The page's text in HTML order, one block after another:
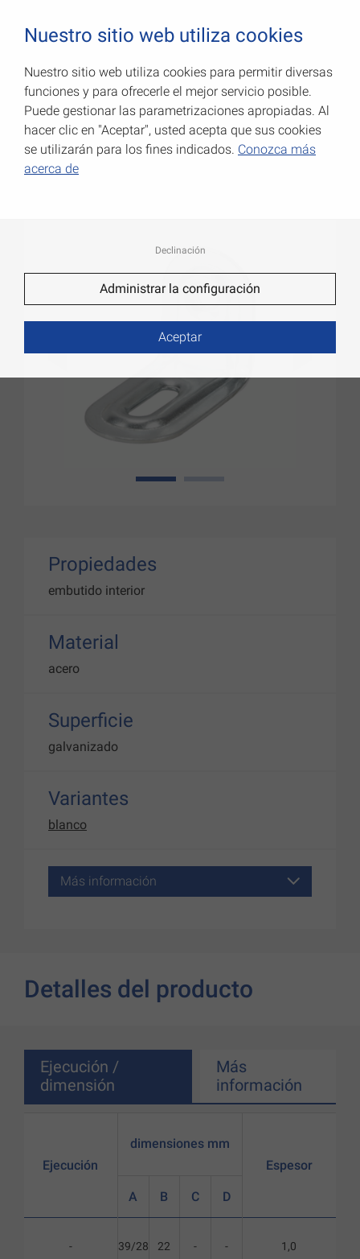
Escuadras ajustables
Número de art.: 000174001Z
1
Propiedades
embutido interior
Material
acero
Superficie
galvanizado
Variantes
blanco
Más información
Detalles del producto
Ejecución /
dimensión
Más
información
Ejecución
-
dimensiones mm
A B C D
39/28 22 - -
Espesor
1,0
Nuestro sitio web utiliza cookies
Nuestro sitio web utiliza cookies para permitir diversas
funciones y para ofrecerle el mejor servicio posible.
Puede gestionar las parametrizaciones apropiadas. Al
hacer clic en "Aceptar", usted acepta que sus cookies
se utilizarán para los fines indicados. Conozca más
acerca de
Declinación
Administrar la configuración
Aceptar